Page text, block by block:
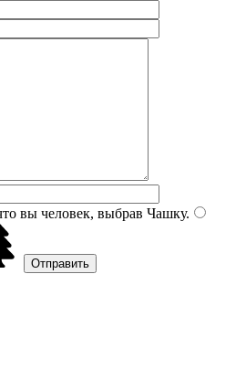
вы человек, выбрав Чашку.